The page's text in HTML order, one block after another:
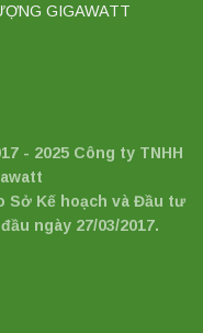
GIGAWATT
- 2025 Công ty TNHH
Sở Kế hoạch và Đầu tư
ngày 27/03/2017.